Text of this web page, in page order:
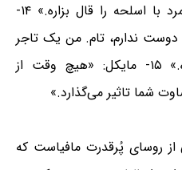
کیف خود می‌تواند بیش از صد مرد با اسلحه را قال بزاره.» ۱۴-
ندارم، تام. من یک تاجر
هستم خون هزینه‌ی زیادی داره.» ۱۵- مایکل: «هیچ وقت از
شما تاثیر می‌گذارد.»
از روسای پُرقدرت مافیاست که